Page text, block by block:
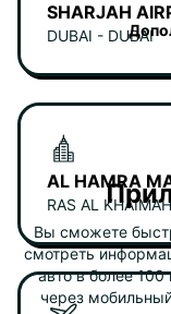
SHARJAH
DUBAI - DUBAI
AL HAMRA
RAS AL
Вы сможете
смотреть
авто в более
через